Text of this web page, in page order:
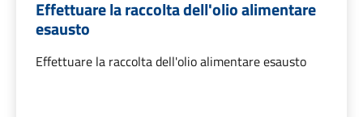
Effettuare la raccolta dell'olio alimentare
esausto
Effettuare la raccolta dell'olio alimentare esausto